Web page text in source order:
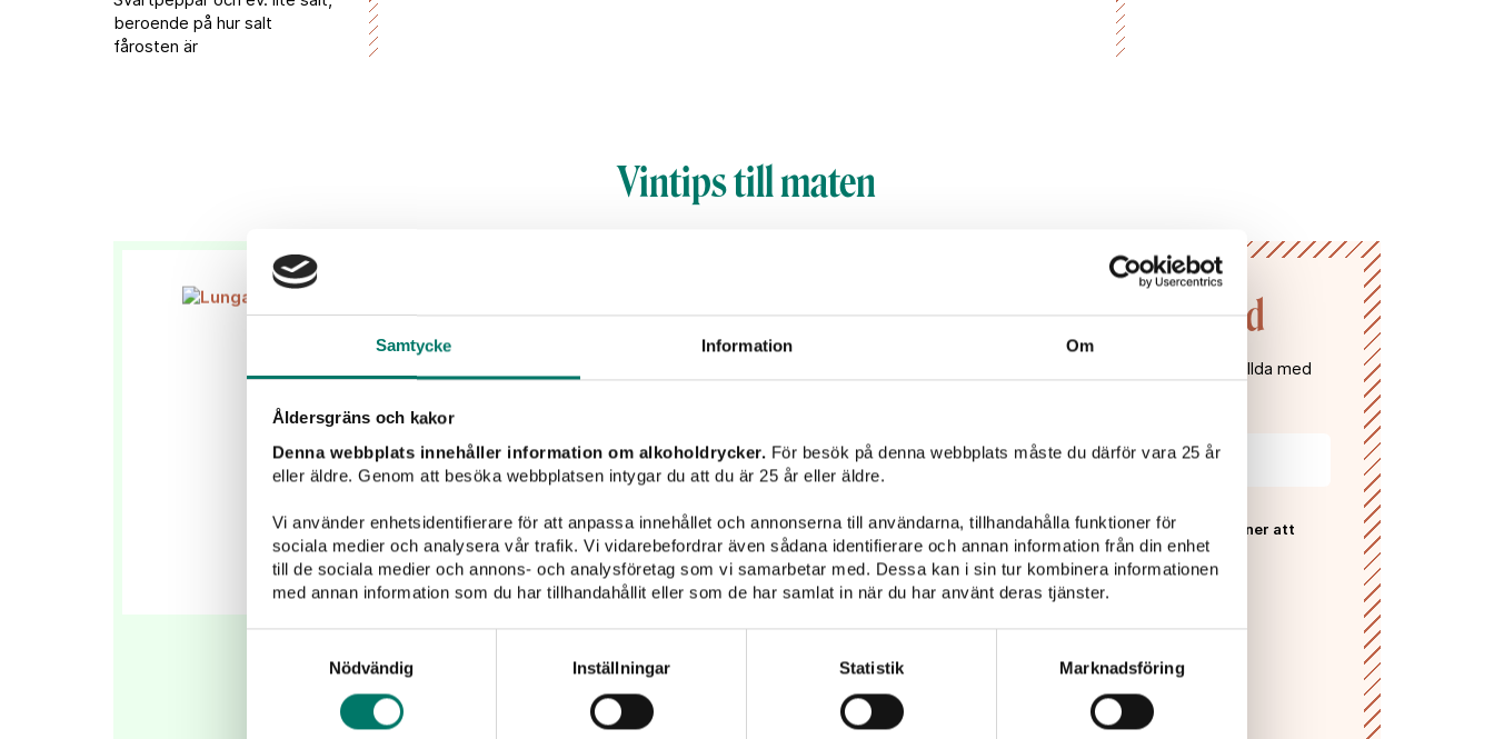
Samtycke Information Om
Åldersgräns och kakor
Denna webbplats innehåller information om alkoholdrycker. För besök på denna webbplats måste du därför vara 25 år
eller äldre. Genom att besöka webbplatsen intygar du att du är 25 år eller äldre.
Vi använder enhetsidentifierare för att anpassa innehållet och annonserna till användarna, tillhandahålla funktioner för
sociala medier och analysera vår trafik. Vi vidarebefordrar även sådana identifierare och annan information från din enhet
till de sociala medier och annons- och analysföretag som vi samarbetar med. Dessa kan i sin tur kombinera informationen
med annan information som du har tillhandahållit eller som de har samlat in när du har använt deras tjänster.
Nödvändig
Inställningar Statistik Marknadsföring
beroende på hur salt
fårosten är
Vintips till maten
Rubesco Lungarotti 2021
119 kr
Välkommen till Vivas värld
Lämna dina kontaktuppgifter och få våra nyhetsbrev fyllda med
Jag har tagit del av Vivassekretesspolicy och godkänner att
mina uppgifter hanteras och lagras enligt denna.*